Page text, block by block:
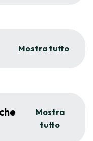
Mostra tutto
Mostra
tutto